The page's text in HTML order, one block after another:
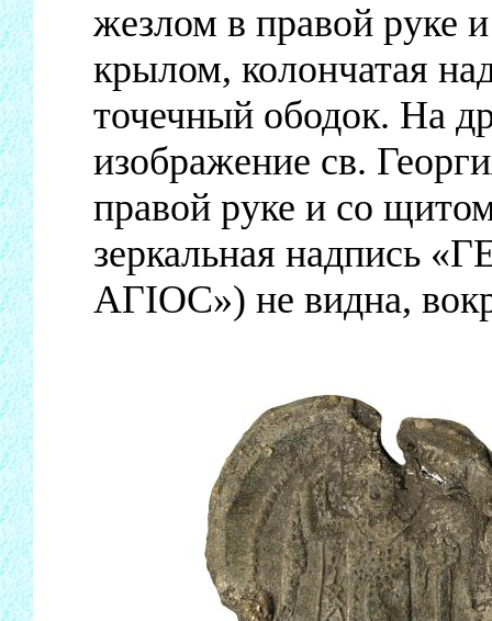
жезлом в правой руке
крылом, колончатая
точечный ободок. На
изображение св.
правой руке и со
зеркальная надпись
АГIОС») не видна,